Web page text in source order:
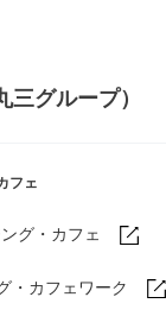
三グループ）
フェ
グ・カフェ
・カフェワーク